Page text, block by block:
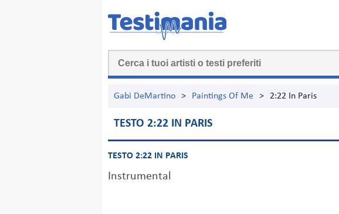
Gabi DeMartino > Paintings Of Me > 2:22 In Paris
TESTO 2:22 IN PARIS
TESTO 2:22 IN PARIS
Instrumental